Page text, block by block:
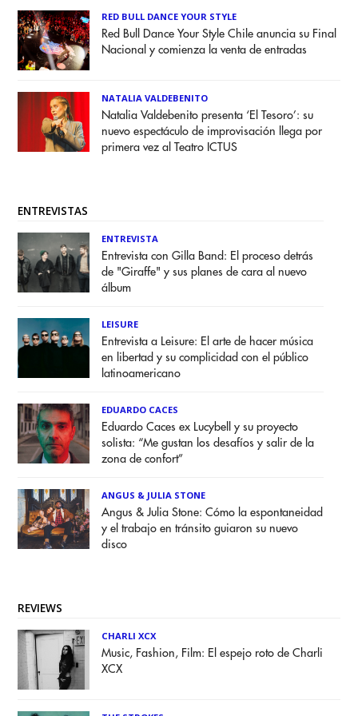
RED BULL DANCE YOUR STYLE
Red Bull Dance Your Style Chile anuncia su Final
Nacional y comienza la venta de entradas
NATALIA VALDEBENITO
Natalia Valdebenito presenta ‘El Tesoro’: su
nuevo espectáculo de improvisación llega por
primera vez al Teatro ICTUS
ENTREVISTAS
ENTREVISTA
Entrevista con Gilla Band: El proceso detrás
de "Giraffe" y sus planes de cara al nuevo
álbum
LEISURE
Entrevista a Leisure: El arte de hacer música
en libertad y su complicidad con el público
latinoamericano
EDUARDO CACES
Eduardo Caces ex Lucybell y su proyecto
solista: “Me gustan los desafíos y salir de la
zona de confort”
ANGUS & JULIA STONE
Angus & Julia Stone: Cómo la espontaneidad
y el trabajo en tránsito guiaron su nuevo
disco
REVIEWS
CHARLI XCX
Music, Fashion, Film: El espejo roto de Charli
XCX